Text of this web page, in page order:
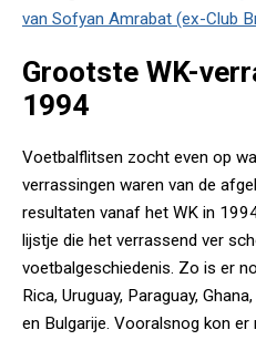
van Sofyan Amrabat (ex-Club
Grootste WK-
1994
Voetbalflitsen zocht even op
verrassingen waren van de
resultaten vanaf het WK in
lijstje die het verrassend ver
voetbalgeschiedenis. Zo is er
Rica, Uruguay, Paraguay,
en Bulgarije. Vooralsnog kon er